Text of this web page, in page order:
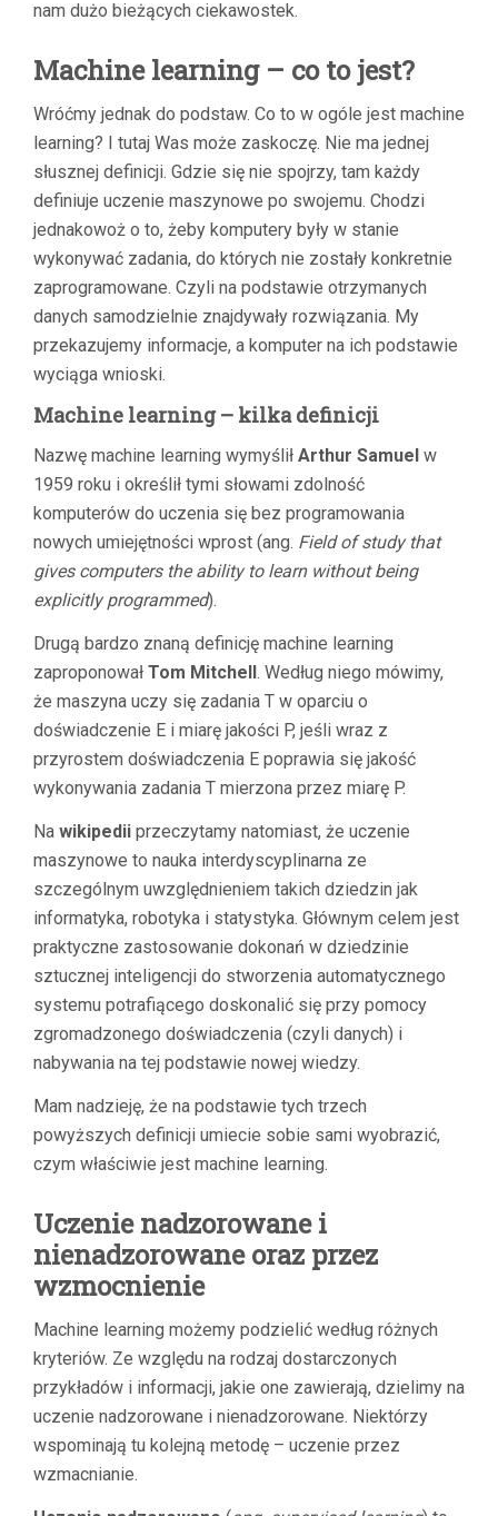
nam dużo bieżących ciekawostek.
Machine learning – co to jest?
Wróćmy jednak do podstaw. Co to w ogóle jest machine
learning? I tutaj Was może zaskoczę. Nie ma jednej
słusznej definicji. Gdzie się nie spojrzy, tam każdy
definiuje uczenie maszynowe po swojemu. Chodzi
jednakowoż o to, żeby komputery były w stanie
wykonywać zadania, do których nie zostały konkretnie
zaprogramowane. Czyli na podstawie otrzymanych
danych samodzielnie znajdywały rozwiązania. My
przekazujemy informacje, a komputer na ich podstawie
wyciąga wnioski.
Machine learning – kilka definicji
Nazwę machine learning wymyślił Arthur Samuel w
1959 roku i określił tymi słowami zdolność
komputerów do uczenia się bez programowania
nowych umiejętności wprost (ang. Field of study that
gives computers the ability to learn without being
explicitly programmed).
Drugą bardzo znaną definicję machine learning
zaproponował Tom Mitchell. Według niego mówimy,
że maszyna uczy się zadania T w oparciu o
doświadczenie E i miarę jakości P, jeśli wraz z
przyrostem doświadczenia E poprawia się jakość
wykonywania zadania T mierzona przez miarę P.
Na wikipedii przeczytamy natomiast, że uczenie
maszynowe to nauka interdyscyplinarna ze
szczególnym uwzględnieniem takich dziedzin jak
informatyka, robotyka i statystyka. Głównym celem jest
praktyczne zastosowanie dokonań w dziedzinie
sztucznej inteligencji do stworzenia automatycznego
systemu potrafiącego doskonalić się przy pomocy
zgromadzonego doświadczenia (czyli danych) i
nabywania na tej podstawie nowej wiedzy.
Mam nadzieję, że na podstawie tych trzech
powyższych definicji umiecie sobie sami wyobrazić,
czym właściwie jest machine learning.
Uczenie nadzorowane i
nienadzorowane oraz przez
wzmocnienie
Machine learning możemy podzielić według różnych
kryteriów. Ze względu na rodzaj dostarczonych
przykładów i informacji, jakie one zawierają, dzielimy na
uczenie nadzorowane i nienadzorowane. Niektórzy
wspominają tu kolejną metodę – uczenie przez
wzmacnianie.